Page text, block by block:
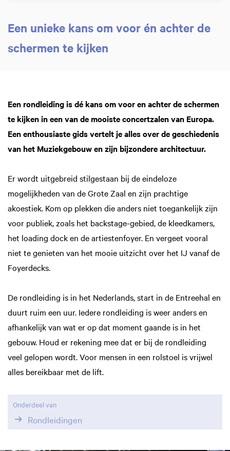
Een unieke kans om voor én achter de
schermen te kijken
Een rondleiding is dé kans om voor en achter de schermen
te kijken in een van de mooiste concertzalen van Europa.
Een enthousiaste gids vertelt je alles over de geschiedenis
van het Muziekgebouw en zijn bijzondere architectuur.
Er wordt uitgebreid stilgestaan bij de eindeloze
mogelijkheden van de Grote Zaal en zijn prachtige
akoestiek. Kom op plekken die anders niet toegankelijk zijn
voor publiek, zoals het backstage-gebied, de kleedkamers,
het loading dock en de artiestenfoyer. En vergeet vooral
niet te genieten van het mooie uitzicht over het IJ vanaf de
Foyerdecks.
De rondleiding is in het Nederlands, start in de Entreehal en
duurt ruim een uur. Iedere rondleiding is weer anders en
afhankelijk van wat er op dat moment gaande is in het
gebouw. Houd er rekening mee dat er bij de rondleiding
veel gelopen wordt. Voor mensen in een rolstoel is vrijwel
alles bereikbaar met de lift.
Onderdeel van
Rondleidingen